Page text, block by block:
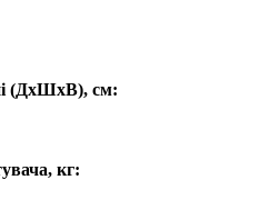
(ДхШхВ), см:
кг: